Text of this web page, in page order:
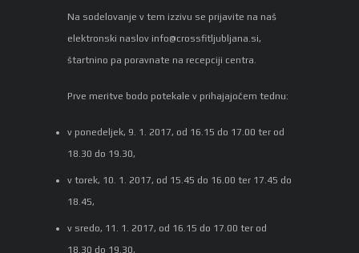
Na sodelovanje v tem izzivu se prijavite na naš
elektronski naslov info@crossfitljubljana.si,
štartnino pa poravnate na recepciji centra.
Prve meritve bodo potekale v prihajajočem tednu:
v ponedeljek, 9. 1. 2017, od 16.15 do 17.00 ter od
18.30 do 19.30,
v torek, 10. 1. 2017, od 15.45 do 16.00 ter 17.45 do
18.45,
v sredo, 11. 1. 2017, od 16.15 do 17.00 ter od
18.30 do 19.30,